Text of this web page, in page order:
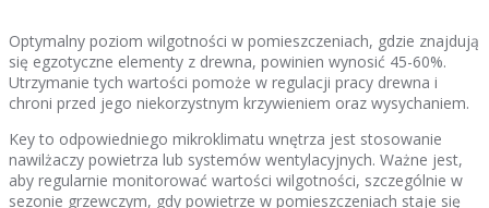
Optymalny poziom wilgotności w pomieszczeniach, gdzie znajdują
się egzotyczne elementy z drewna, powinien wynosić 45-60%.
Utrzymanie tych wartości pomoże w regulacji pracy drewna i
chroni przed jego niekorzystnym krzywieniem oraz wysychaniem.
Key to odpowiedniego mikroklimatu wnętrza jest stosowanie
nawilżaczy powietrza lub systemów wentylacyjnych. Ważne jest,
aby regularnie monitorować wartości wilgotności, szczególnie w
sezonie grzewczym, gdy powietrze w pomieszczeniach staje się